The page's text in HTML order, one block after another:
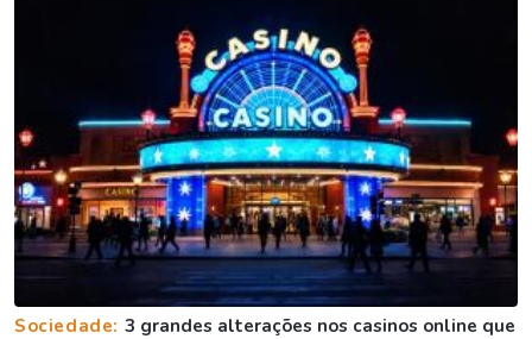
Sociedade: 3 grandes alterações nos casinos online que